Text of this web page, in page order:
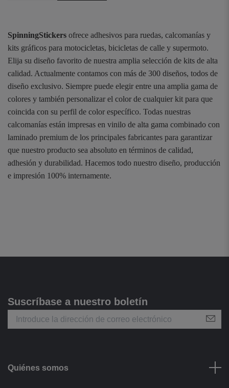
SpinningStickers ofrece adhesivos para ruedas, calcomanías y
kits gráficos para motocicletas, bicicletas de calle y supermoto.
Elija su diseño favorito de nuestra amplia selección de kits de alta
calidad. Actualmente contamos con más de 300 diseños, todos de
diseño exclusivo. Siempre puede elegir entre una amplia gama de
colores y también personalizar el color de cualquier kit para que
coincida con su perfil de color específico. Todas nuestras
calcomanías están impresas en vinilo de alta gama combinado con
laminado premium de los principales fabricantes para garantizar
que nuestro producto sea absoluto en términos de calidad,
adhesión y durabilidad. Hacemos todo nuestro diseño, producción
e impresión 100% internamente.
Suscríbase a nuestro boletín
Quiénes somos